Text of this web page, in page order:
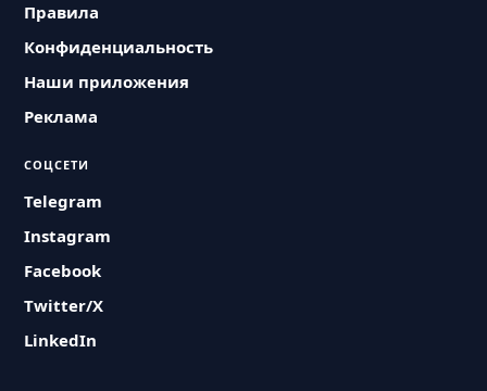
Правила
Конфиденциальность
Наши приложения
Реклама
СОЦСЕТИ
Telegram
Instagram
Facebook
Twitter/X
LinkedIn